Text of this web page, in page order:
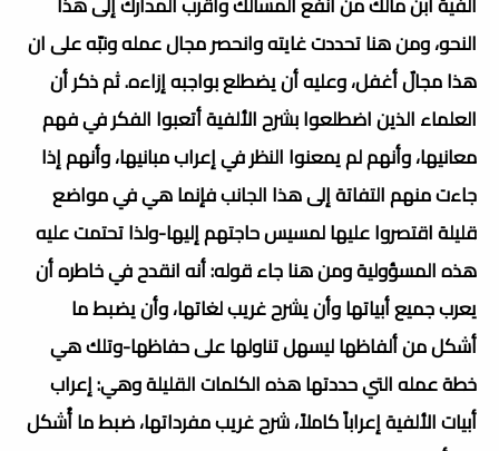
النحو، ومن هنا تحددت غايته وانحصر مجال عمله ونبّه على ان
هذا مجالٌ أغفل، وعليه أن يضطلع بواجبه إزاءه. ثم ذكر أن
العلماء الذين اضطلعوا بشرح الألفية أتعبوا الفكر في فهم
معانيها، وأنهم لم يمعنوا النظر في إعراب مبانيها، وأنهم إذا
جاءت منهم التفاتة إلى هذا الجانب فإنما هي في مواضع
قليلة اقتصروا عليها لمسيس حاجتهم إليها-ولذا تحتمت عليه
هذه المسؤولية ومن هنا جاء قوله: أنه انقدح في خاطره أن
يعرب جميع أبياتها وأن يشرح غريب لغاتها، وأن يضبط ما
أشكل من ألفاظها ليسهل تناولها على حفاظها-وتلك هي
خطة عمله التي حددتها هذه الكلمات القليلة وهي: إعراب
أبيات الألفية إعراباً كاملاً، شرح غريب مفرداتها، ضبط ما أُشكل